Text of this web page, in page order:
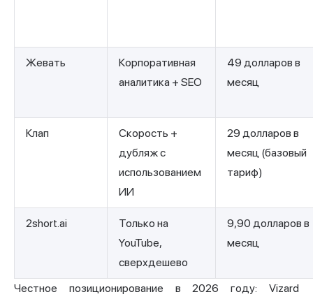
Жевать
Корпоративная
аналитика + SEO
49 долларов в
месяц
Клап
Скорость +
дубляж с
использованием
ИИ
29 долларов в
месяц (базовый
тариф)
2short.ai
Только на
YouTube,
сверхдешево
9,90 долларов в
месяц
Честное позиционирование в 2026 году: Vizard